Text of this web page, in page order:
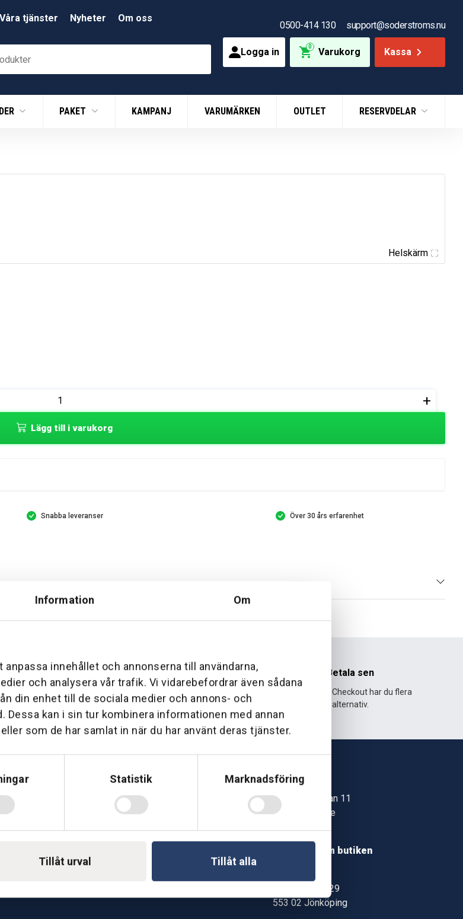
Information Om
innehållet och annonserna till användarna,
och analysera vår trafik. Vi vidarebefordrar även sådana
din enhet till de sociala medier och annons- och
Dessa kan i sin tur kombinera informationen med annan
som de har samlat in när du har använt deras tjänster.
Statistik Marknadsföring
Tillåt urval Tillåt alla
Våra tjänster Nyheter
Om oss
0500-414 130 support@soderstroms.nu
Logga in 0 Varukorg Kassa
PAKET KAMPANJ VARUMÄRKEN OUTLET RESERVDELAR
Helskärm
+
Lägg till i varukorg
Snabba leveranser Över 30 års erfarenhet
storlek.
Över 30 års erfarenhet
Företaget startade 1 januari 1995 och har
sedan dess haft en god tillväxt.
Betala sen
Med Klarna Checkout har du flera
alternativ.
Telefon: 0500-414 130
E-mail: support@soderstroms.nu
Gå till vår företagssupport
Skövde
Jonstorpsgatan 11
549 37 Skövde
Läs mer om butiken
Kämpevägen 29
553 02 Jönköping